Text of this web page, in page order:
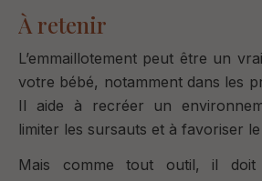
À retenir
L’emmaillotement peut être un
votre bébé, notamment dans les
Il aide à recréer un
limiter les sursauts et à favoriser
Mais comme tout outil, il doit